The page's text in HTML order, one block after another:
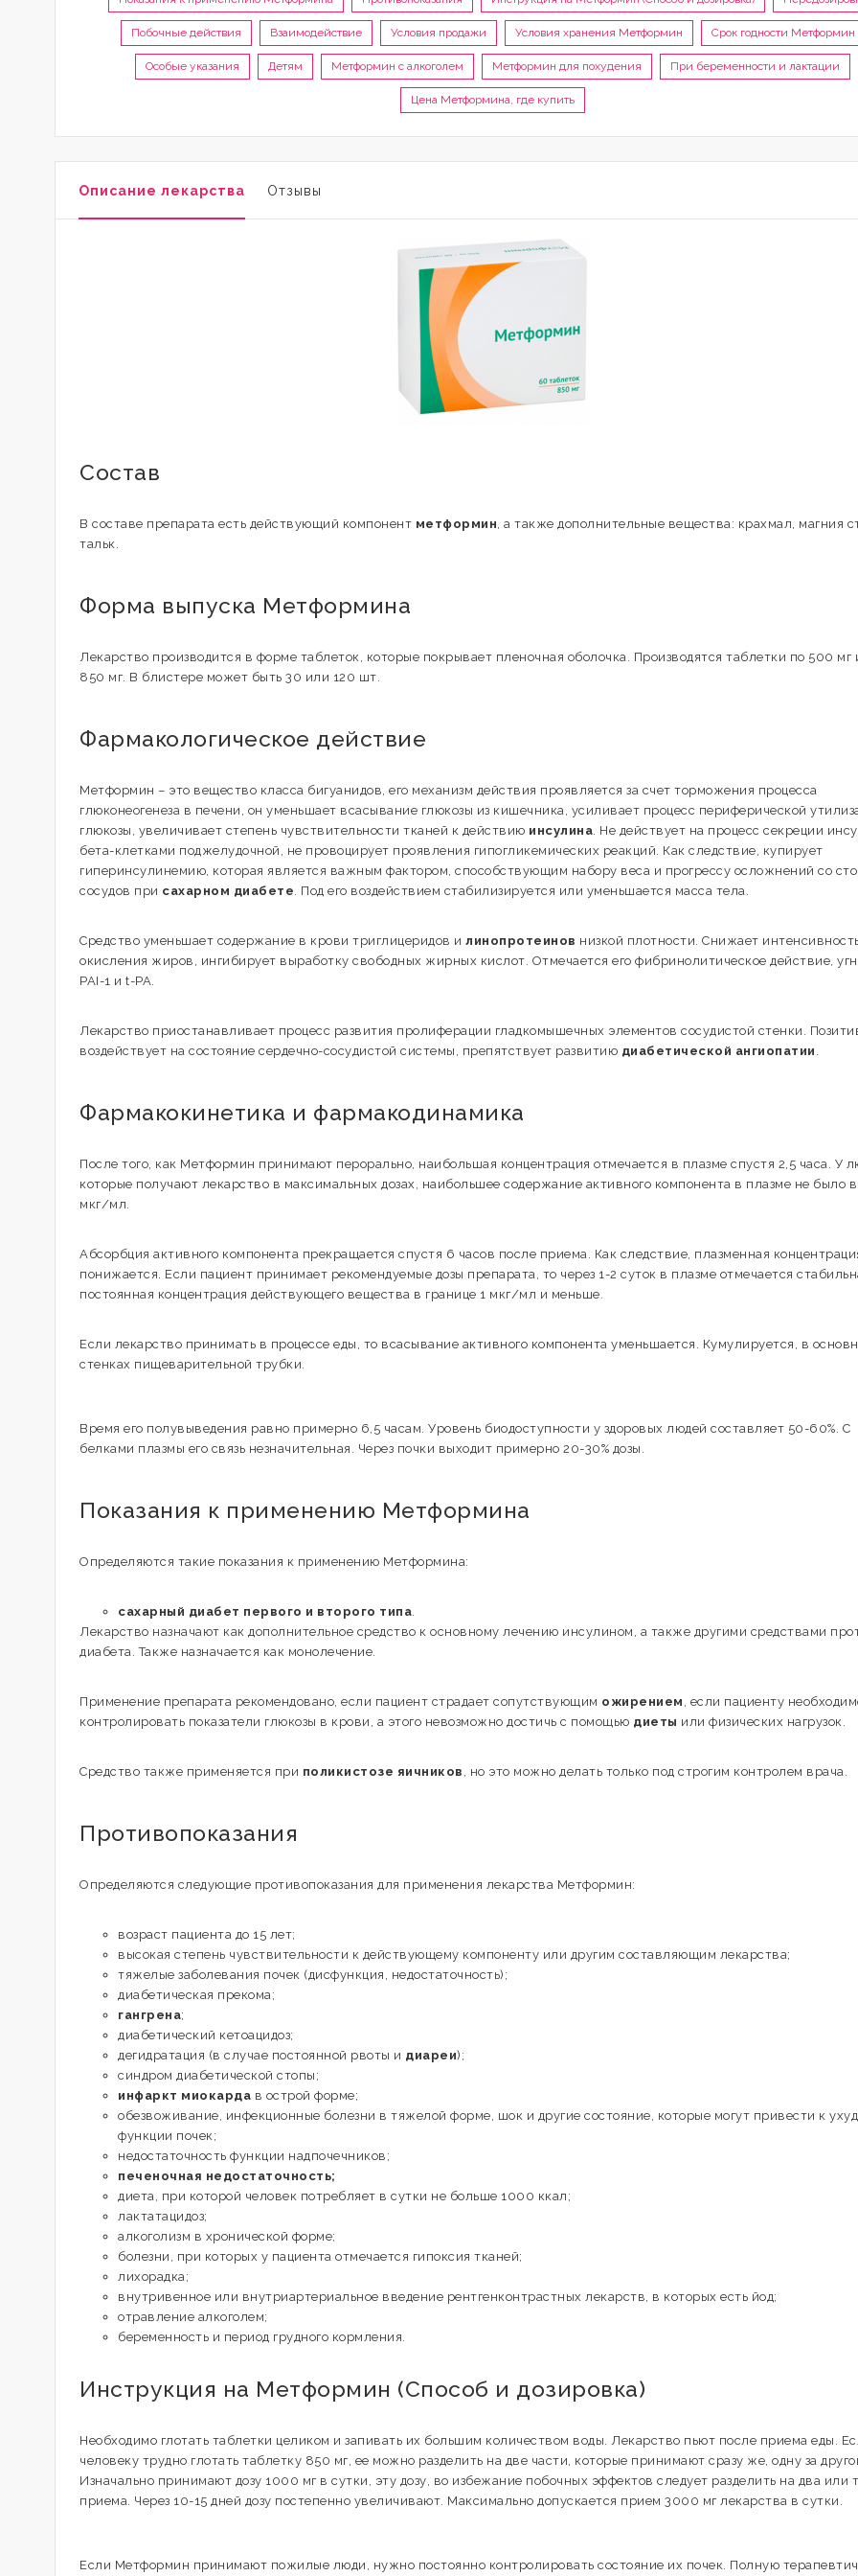
Побочные действия Взаимодействие Условия продажи Условия хранения Метформин Срок годности Метформин
Особые указания Детям Метформин с алкоголем Метформин для похудения При беременности и лактации
Цена Метформина, где купить
Описание лекарства Отзывы
Состав
В составе препарата есть действующий компонент метформин, а также дополнительные вещества: крахмал, магния
тальк.
Форма выпуска Метформина
Лекарство производится в форме таблеток, которые покрывает пленочная оболочка. Производятся таблетки по 500 мг
850 мг. В блистере может быть 30 или 120 шт.
Фармакологическое действие
Метформин – это вещество класса бигуанидов, его механизм действия проявляется за счет торможения процесса
глюконеогенеза в печени, он уменьшает всасывание глюкозы из кишечника, усиливает процесс периферической
глюкозы, увеличивает степень чувствительности тканей к действию инсулина. Не действует на процесс секреции
бета-клетками поджелудочной, не провоцирует проявления гипогликемических реакций. Как следствие, купирует
гиперинсулинемию, которая является важным фактором, способствующим набору веса и прогрессу осложнений со
сосудов при сахарном диабете. Под его воздействием стабилизируется или уменьшается масса тела.
Средство уменьшает содержание в крови триглицеридов и линопротеинов низкой плотности. Снижает
окисления жиров, ингибирует выработку свободных жирных кислот. Отмечается его фибринолитическое действие,
РАІ-1 и t-PA.
Лекарство приостанавливает процесс развития пролиферации гладкомышечных элементов сосудистой стенки.
воздействует на состояние сердечно-сосудистой системы, препятствует развитию диабетической ангиопатии .
Фармакокинетика и фармакодинамика
После того, как Метформин принимают перорально, наибольшая концентрация отмечается в плазме спустя 2,5 часа. У
которые получают лекарство в максимальных дозах, наибольшее содержание активного компонента в плазме не было
мкг/мл.
Абсорбция активного компонента прекращается спустя 6 часов после приема. Как следствие, плазменная
понижается. Если пациент принимает рекомендуемые дозы препарата, то через 1-2 суток в плазме отмечается
постоянная концентрация действующего вещества в границе 1 мкг/мл и меньше.
Если лекарство принимать в процессе еды, то всасывание активного компонента уменьшается. Кумулируется, в
стенках пищеварительной трубки.
Время его полувыведения равно примерно 6,5 часам. Уровень биодоступности у здоровых людей составляет 50-60%. С
белками плазмы его связь незначительная. Через почки выходит примерно 20-30% дозы.
Показания к применению Метформина
Определяются такие показания к применению Метформина:
сахарный диабет первого и второго типа.
Лекарство назначают как дополнительное средство к основному лечению инсулином, а также другими средствами
диабета. Также назначается как монолечение.
Применение препарата рекомендовано, если пациент страдает сопутствующим ожирением , если пациенту
контролировать показатели глюкозы в крови, а этого невозможно достичь с помощью диеты или физических нагрузок.
Средство также применяется при поликистозе яичников , но это можно делать только под строгим контролем врача.
Противопоказания
Определяются следующие противопоказания для применения лекарства Метформин:
возраст пациента до 15 лет;
высокая степень чувствительности к действующему компоненту или другим составляющим лекарства;
тяжелые заболевания почек (дисфункция, недостаточность);
диабетическая прекома;
гангрена;
диабетический кетоацидоз;
дегидратация (в случае постоянной рвоты и диареи);
синдром диабетической стопы;
инфаркт миокарда в острой форме;
обезвоживание, инфекционные болезни в тяжелой форме, шок и другие состояние, которые могут привести к
функции почек;
недостаточность функции надпочечников;
печеночная недостаточность;
диета, при которой человек потребляет в сутки не больше 1000 ккал;
лактатацидоз;
алкоголизм в хронической форме;
болезни, при которых у пациента отмечается гипоксия тканей;
лихорадка;
внутривенное или внутриартериальное введение рентгенконтрастных лекарств, в которых есть йод;
отравление алкоголем;
беременность и период грудного кормления.
Инструкция на Метформин (Способ и дозировка)
Необходимо глотать таблетки целиком и запивать их большим количеством воды. Лекарство пьют после приема еды.
человеку трудно глотать таблетку 850 мг, ее можно разделить на две части, которые принимают сразу же, одну за
Изначально принимают дозу 1000 мг в сутки, эту дозу, во избежание побочных эффектов следует разделить на два или
приема. Через 10-15 дней дозу постепенно увеличивают. Максимально допускается прием 3000 мг лекарства в сутки.
Если Метформин принимают пожилые люди, нужно постоянно контролировать состояние их почек. Полную